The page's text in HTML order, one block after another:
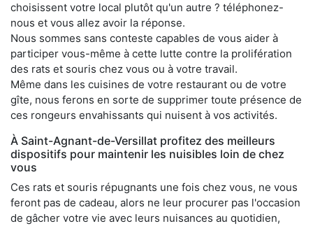
choisissent votre local plutôt qu'un autre ? téléphonez-
nous et vous allez avoir la réponse.
Nous sommes sans conteste capables de vous aider à
participer vous-même à cette lutte contre la prolifération
des rats et souris chez vous ou à votre travail.
Même dans les cuisines de votre restaurant ou de votre
gîte, nous ferons en sorte de supprimer toute présence de
ces rongeurs envahissants qui nuisent à vos activités.
À Saint-Agnant-de-Versillat profitez des meilleurs
dispositifs pour maintenir les nuisibles loin de chez
vous
Ces rats et souris répugnants une fois chez vous, ne vous
feront pas de cadeau, alors ne leur procurer pas l'occasion
de gâcher votre vie avec leurs nuisances au quotidien,